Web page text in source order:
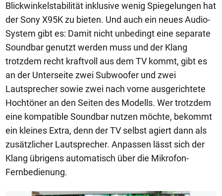
Blickwinkelstabilität inklusive wenig Spiegelungen hat
der Sony X95K zu bieten. Und auch ein neues Audio-
System gibt es: Damit nicht unbedingt eine separate
Soundbar genutzt werden muss und der Klang
trotzdem recht kraftvoll aus dem TV kommt, gibt es
an der Unterseite zwei Subwoofer und zwei
Lautsprecher sowie zwei nach vorne ausgerichtete
Hochtöner an den Seiten des Modells. Wer trotzdem
eine kompatible Soundbar nutzen möchte, bekommt
ein kleines Extra, denn der TV selbst agiert dann als
zusätzlicher Lautsprecher. Anpassen lässt sich der
Klang übrigens automatisch über die Mikrofon-
Fernbedienung.
1/10